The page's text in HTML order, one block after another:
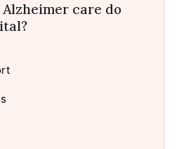
care do